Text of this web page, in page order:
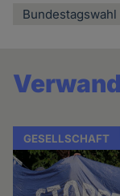
Bundestagswahl
GESELLSCHAFT